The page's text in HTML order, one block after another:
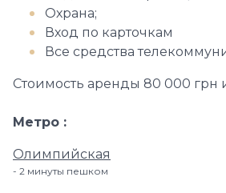
Охрана;
Вход по карточкам
Все средства
Стоимость аренды 80 000 грн
Метро
Олимпийская
2 минуты пешком